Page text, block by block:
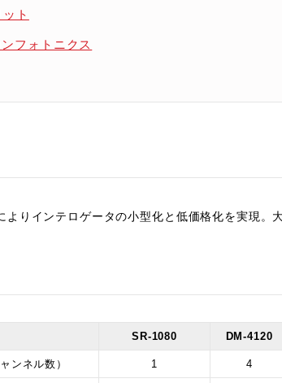
ト
フォトニクス
よりインテロゲータの小型化と低価格化を実現。
SR-1080 DM-4120
ンネル数） 1 4